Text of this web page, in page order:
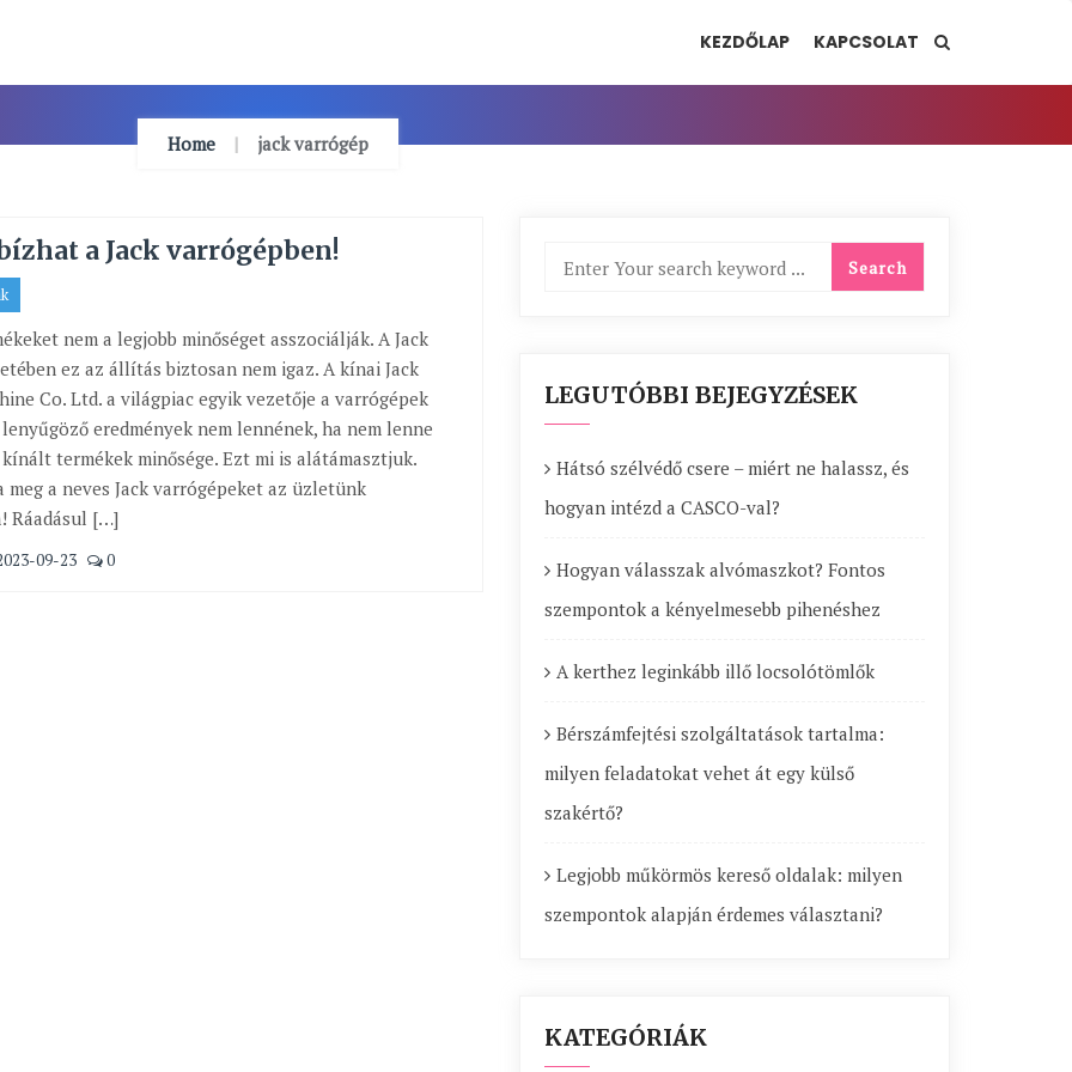
KEZDŐLAP KAPCSOLAT
Home jack varrógép
a Jack varrógépben!
nem a legjobb minőséget asszociálják. A Jack
ez az állítás biztosan nem igaz. A kínai Jack
Co. Ltd. a világpiac egyik vezetője a varrógépek
eredmények nem lennének, ha nem lenne
termékek minősége. Ezt mi is alátámasztjuk.
a neves Jack varrógépeket az üzletünk
Ráadásul […]
09-23 0
LEGUTÓBBI BEJEGYZÉSEK
Hátsó szélvédő csere – miért ne halassz, és
hogyan intézd a CASCO-val?
Hogyan válasszak alvómaszkot? Fontos
szempontok a kényelmesebb pihenéshez
A kerthez leginkább illő locsolótömlők
Bérszámfejtési szolgáltatások tartalma:
milyen feladatokat vehet át egy külső
szakértő?
Legjobb műkörmös kereső oldalak: milyen
szempontok alapján érdemes választani?
KATEGÓRIÁK